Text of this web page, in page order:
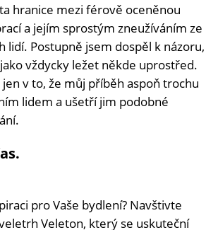
hranice mezi férově oceněnou
a jejím sprostým zneužíváním ze
lidí. Postupně jsem dospěl k názoru,
vždycky ležet někde uprostřed.
v to, že můj příběh aspoň trochu
lidem a ušetří jim podobné
pro Vaše bydlení? Navštivte
Veleton, který se uskuteční